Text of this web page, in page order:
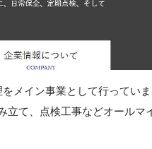
メイン事業として行っていま
立て、点検工事などオールマ